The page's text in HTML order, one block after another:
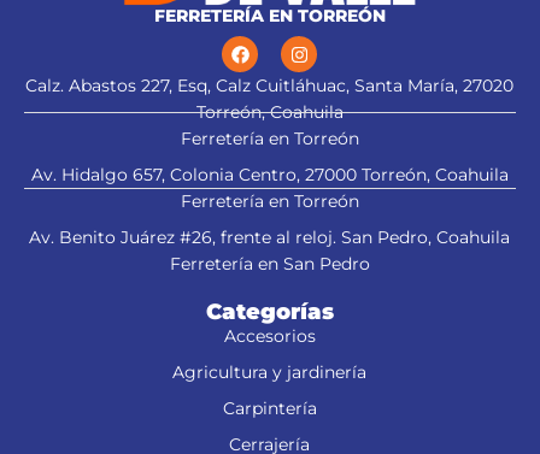
FERRETERÍA EN TORREÓN
Calz. Abastos 227, Esq, Calz Cuitláhuac, Santa María, 27020
Torreón, Coahuila
Ferretería en Torreón
Av. Hidalgo 657, Colonia Centro, 27000 Torreón, Coahuila
Ferretería en Torreón
Av. Benito Juárez #26, frente al reloj. San Pedro, Coahuila
Ferretería en San Pedro
Categorías
Accesorios
Agricultura y jardinería
Carpintería
Cerrajería